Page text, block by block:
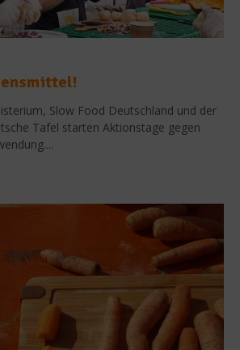
Slow Food Deutschland und der
Tafel starten Aktionstage gegen